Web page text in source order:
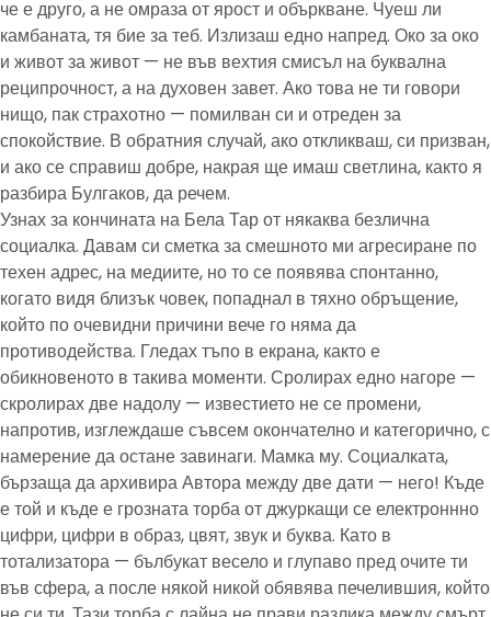
че е друго, а не омраза от ярост и объркване. Чуеш ли
камбаната, тя бие за теб. Излизаш едно напред. Око за око
и живот за живот — не във вехтия смисъл на буквална
реципрочност, а на духовен завет. Ако това не ти говори
нищо, пак страхотно — помилван си и отреден за
спокойствие. В обратния случай, ако откликваш, си призван,
и ако се справиш добре, накрая ще имаш светлина, както я
разбира Булгаков, да речем.
Узнах за кончината на Бела Тар от някаква безлична
социалка. Давам си сметка за смешното ми агресиране по
техен адрес, на медиите, но то се появява спонтанно,
когато видя близък човек, попаднал в тяхно обръщение,
който по очевидни причини вече го няма да
противодейства. Гледах тъпо в екрана, както е
обикновеното в такива моменти. Сролирах едно нагоре —
скролирах две надолу — известието не се промени,
напротив, изглеждаше съвсем окончателно и категорично, с
намерение да остане завинаги. Мамка му. Социалката,
бързаща да архивира Автора между две дати — него! Къде
е той и къде е грозната торба от джуркащи се електроннно
цифри, цифри в образ, цвят, звук и буква. Като в
тотализатора — бълбукат весело и глупаво пред очите ти
във сфера, а после някой никой обявява печелившия, който